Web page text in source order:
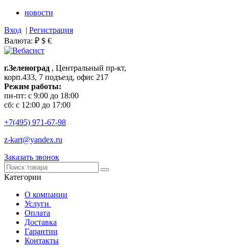
новости
Вход | Регистрация
Валюта: ₽ $ €
г.Зеленоград , Центральный пр-кт,
корп.433, 7 подъезд, офис 217
Режим работы:
пн-пт: с 9:00 до 18:00
сб: с 12:00 до 17:00
+7(495) 971-67-98
z-kart@yandex.ru
Заказать звонок
Категории
О компании
Услуги
Оплата
Доставка
Гарантии
Контакты